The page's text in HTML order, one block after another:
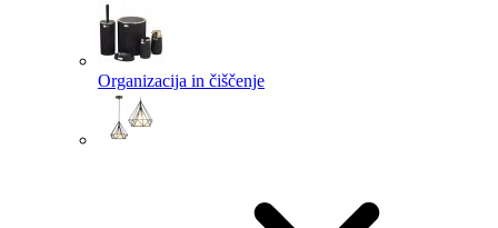
Organizacija in čiščenje